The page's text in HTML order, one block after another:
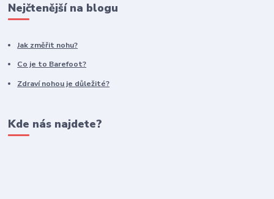
Nejčtenější na blogu
Jak změřit nohu?
Co je to Barefoot?
Zdraví nohou je důležité?
Kde nás najdete?